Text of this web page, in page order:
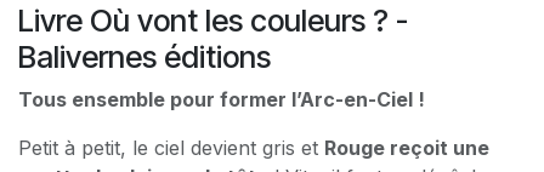
Livre Où vont les couleurs ? -
Balivernes éditions
Tous ensemble pour former l’Arc-en-Ciel !
Petit à petit, le ciel devient gris et Rouge reçoit une